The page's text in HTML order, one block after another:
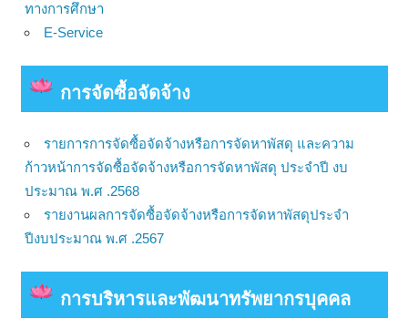
ทางการศึกษา
E-Service
การจัดซื้อจัดจ้าง
รายการการจัดซื้อจัดจ้างหรือการจัดหาพัสดุ และความ
ก้าวหน้าการจัดซื้อจัดจ้างหรือการจัดหาพัสดุ ประจำปี งบ
ประมาณ พ.ศ .2568
รายงานผลการจัดซื้อจัดจ้างหรือการจัดหาพัสดุประจำ
ปีงบประมาณ พ.ศ .2567
การบริหารและพัฒนาทรัพยากรบุคคล